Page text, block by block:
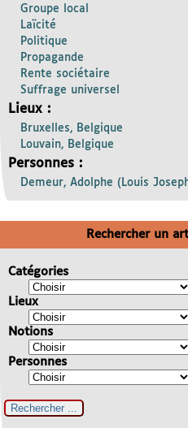
Groupe local
Laïcité
Politique
Propagande
Rente sociétaire
Suffrage universel
Lieux :
Bruxelles, Belgique
Louvain, Belgique
Personnes :
Demeur, Adolphe (Louis
Rechercher un
Catégories
Lieux
Notions
Personnes